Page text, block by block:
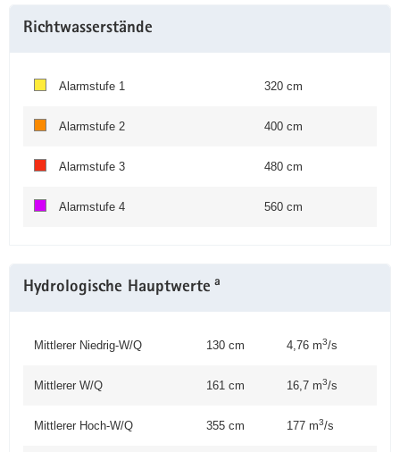
Richtwasserstände
Alarmstufe 1 320 cm
Alarmstufe 2 400 cm
Alarmstufe 3 480 cm
Alarmstufe 4 560 cm
Hydrologische Hauptwerte a
Mittlerer Niedrig-W/Q 130 cm 4,76 m3/s
Mittlerer W/Q 161 cm 16,7 m3/s
Mittlerer Hoch-W/Q 355 cm 177 m3/s